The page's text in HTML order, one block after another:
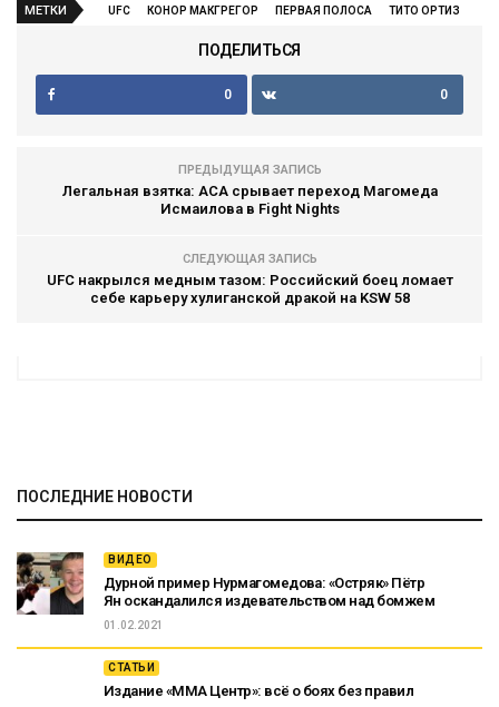
МЕТКИ UFC КОНОР МАКГРЕГОР ПЕРВАЯ ПОЛОСА ТИТО ОРТИЗ
ПОДЕЛИТЬСЯ
0 0
ПРЕДЫДУЩАЯ ЗАПИСЬ
Легальная взятка: АСА срывает переход Магомеда
Исмаилова в Fight Nights
СЛЕДУЮЩАЯ ЗАПИСЬ
UFC накрылся медным тазом: Российский боец ломает
себе карьеру хулиганской дракой на KSW 58
ПОСЛЕДНИЕ НОВОСТИ
ВИДЕО
Дурной пример Нурмагомедова: «Остряк» Пётр
Ян оскандалился издевательством над бомжем
01.02.2021
СТАТЬИ
Издание «ММА Центр»: всё о боях без правил